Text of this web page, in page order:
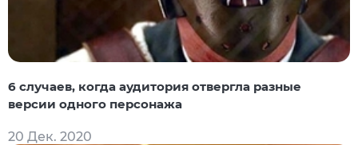
6 случаев, когда аудитория отвергла разные
версии одного персонажа
20 Дек. 2020